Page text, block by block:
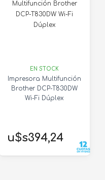
EN STOCK
Impresora Multifunción
Brother DCP-T830DW
Wi-Fi Dúplex
u$s394,24